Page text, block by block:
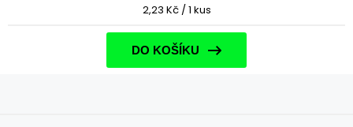
2,23 Kč / 1 kus
DO KOŠÍKU